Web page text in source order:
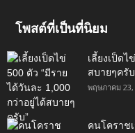
โพสต์ที่เป็นที่นิยม
เลี้ยงเป็ดไ
สบายๆครับ
พฤษภาคม 23,
คนโคราช